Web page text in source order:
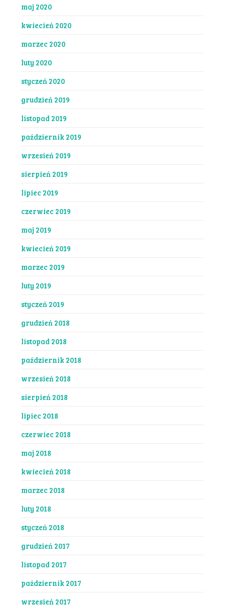
maj 2020
kwiecień 2020
marzec 2020
luty 2020
styczeń 2020
grudzień 2019
listopad 2019
październik 2019
wrzesień 2019
sierpień 2019
lipiec 2019
czerwiec 2019
maj 2019
kwiecień 2019
marzec 2019
luty 2019
styczeń 2019
grudzień 2018
listopad 2018
październik 2018
wrzesień 2018
sierpień 2018
lipiec 2018
czerwiec 2018
maj 2018
kwiecień 2018
marzec 2018
luty 2018
styczeń 2018
grudzień 2017
listopad 2017
październik 2017
wrzesień 2017